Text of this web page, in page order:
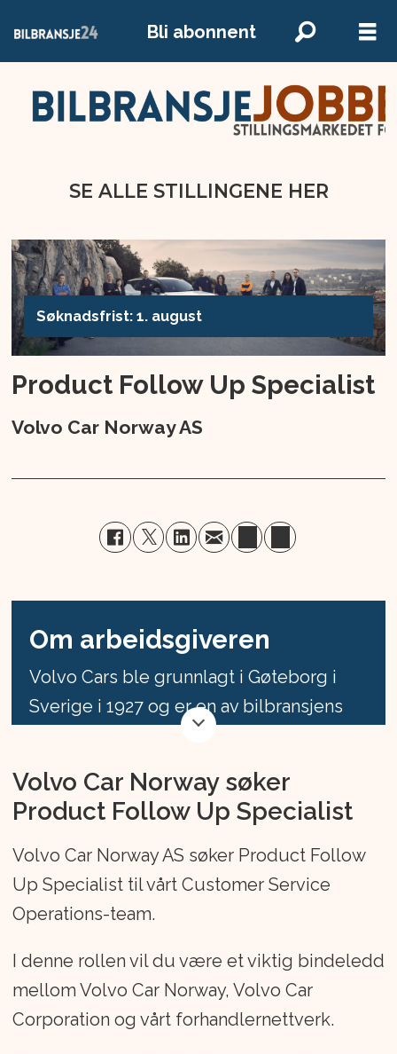
Bli abonnent
SE ALLE STILLINGENE HER
Søknadsfrist: 1. august
Product Follow Up Specialist
Volvo Car Norway AS
Om arbeidsgiveren
Volvo Cars ble grunnlagt i Gøteborg i
Sverige i 1927 og er en av bilbransjens
Vår merkevare er forankret i kvalitet,
sikkerhet og omtanke for mennesker, og
livet enklere, bedre og tryggere for våre
kunder.
datterselskap av Volvo Car Group og
Volvo Cars' salgskontor i Norge.
Volvo Car Norway søker
Product Follow Up Specialist
Volvo Car Norway AS søker Product Follow
Up Specialist til vårt Customer Service
Operations-team.
I denne rollen vil du være et viktig bindeledd
mellom Volvo Car Norway, Volvo Car
Corporation og vårt forhandlernettverk.